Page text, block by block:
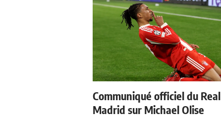
Communiqué officiel du Real
Madrid sur Michael Olise